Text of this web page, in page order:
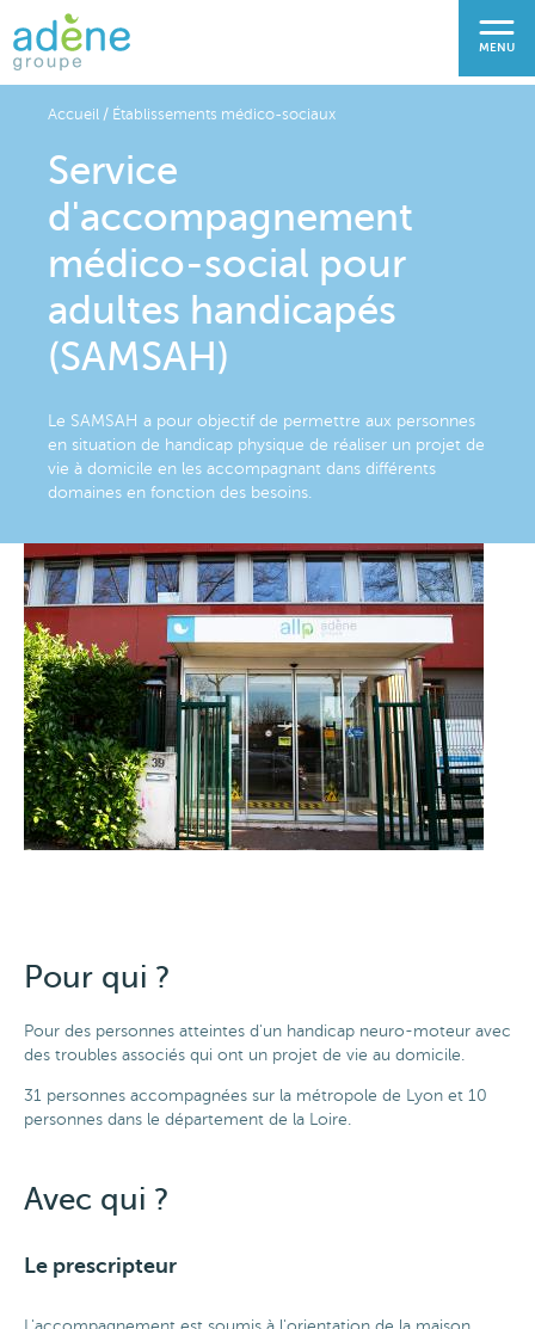
au
contenu
principal
MENU
Fil
d'Ariane
Accueil Établissements médico-sociaux
Service
d'accompagnement
médico-social pour
adultes handicapés
(SAMSAH)
Le SAMSAH a pour objectif de permettre aux personnes
en situation de handicap physique de réaliser un projet de
vie à domicile en les accompagnant dans différents
domaines en fonction des besoins.
Pour qui ?
Pour des personnes atteintes d'un handicap neuro-moteur avec
des troubles associés qui ont un projet de vie au domicile.
31 personnes accompagnées sur la métropole de Lyon et 10
personnes dans le département de la Loire.
Avec qui ?
Le prescripteur